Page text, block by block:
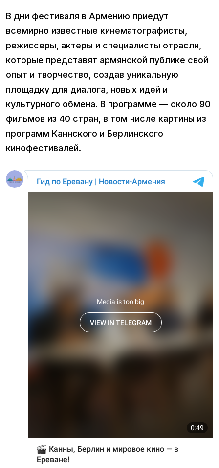
В дни фестиваля в Армению приедут
всемирно известные кинематографисты,
режиссеры, актеры и специалисты отрасли,
которые представят армянской публике свой
опыт и творчество, создав уникальную
площадку для диалога, новых идей и
культурного обмена. В программе — около 90
фильмов из 40 стран, в том числе картины из
программ Каннского и Берлинского
кинофестивалей.